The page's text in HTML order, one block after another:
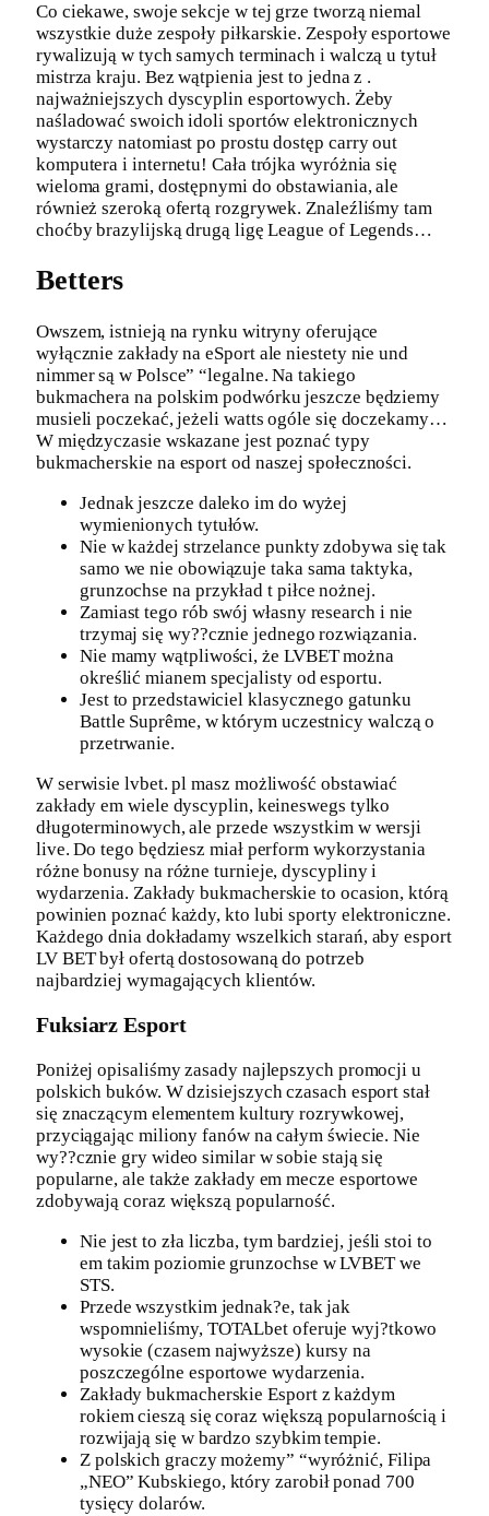
Co ciekawe, swoje sekcje w tej grze tworzą niemal
wszystkie duże zespoły piłkarskie. Zespoły esportowe
rywalizują w tych samych terminach i walczą u tytuł
mistrza kraju. Bez wątpienia jest to jedna z .
najważniejszych dyscyplin esportowych. Żeby
naśladować swoich idoli sportów elektronicznych
wystarczy natomiast po prostu dostęp carry out
komputera i internetu! Cała trójka wyróżnia się
wieloma grami, dostępnymi do obstawiania, ale
również szeroką ofertą rozgrywek. Znaleźliśmy tam
choćby brazylijską drugą ligę League of Legends…
Betters
Owszem, istnieją na rynku witryny oferujące
wyłącznie zakłady na eSport ale niestety nie und
nimmer są w Polsce” “legalne. Na takiego
bukmachera na polskim podwórku jeszcze będziemy
musieli poczekać, jeżeli watts ogóle się doczekamy…
W międzyczasie wskazane jest poznać typy
bukmacherskie na esport od naszej społeczności.
Jednak jeszcze daleko im do wyżej
wymienionych tytułów.
Nie w każdej strzelance punkty zdobywa się tak
samo we nie obowiązuje taka sama taktyka,
grunzochse na przykład t piłce nożnej.
Zamiast tego rób swój własny research i nie
trzymaj się wy??cznie jednego rozwiązania.
Nie mamy wątpliwości, że LVBET można
określić mianem specjalisty od esportu.
Jest to przedstawiciel klasycznego gatunku
Battle Suprême, w którym uczestnicy walczą o
przetrwanie.
W serwisie lvbet. pl masz możliwość obstawiać
zakłady em wiele dyscyplin, keineswegs tylko
długoterminowych, ale przede wszystkim w wersji
live. Do tego będziesz miał perform wykorzystania
różne bonusy na różne turnieje, dyscypliny i
wydarzenia. Zakłady bukmacherskie to ocasion, którą
powinien poznać każdy, kto lubi sporty elektroniczne.
Każdego dnia dokładamy wszelkich starań, aby esport
LV BET był ofertą dostosowaną do potrzeb
najbardziej wymagających klientów.
Fuksiarz Esport
Poniżej opisaliśmy zasady najlepszych promocji u
polskich buków. W dzisiejszych czasach esport stał
się znaczącym elementem kultury rozrywkowej,
przyciągając miliony fanów na całym świecie. Nie
wy??cznie gry wideo similar w sobie stają się
popularne, ale także zakłady em mecze esportowe
zdobywają coraz większą popularność.
Nie jest to zła liczba, tym bardziej, jeśli stoi to
em takim poziomie grunzochse w LVBET we
STS.
Przede wszystkim jednak?e, tak jak
wspomnieliśmy, TOTALbet oferuje wyj?tkowo
wysokie (czasem najwyższe) kursy na
poszczególne esportowe wydarzenia.
Zakłady bukmacherskie Esport z każdym
rokiem cieszą się coraz większą popularnością i
rozwijają się w bardzo szybkim tempie.
Z polskich graczy możemy” “wyróżnić, Filipa
„NEO” Kubskiego, który zarobił ponad 700
tysięcy dolarów.